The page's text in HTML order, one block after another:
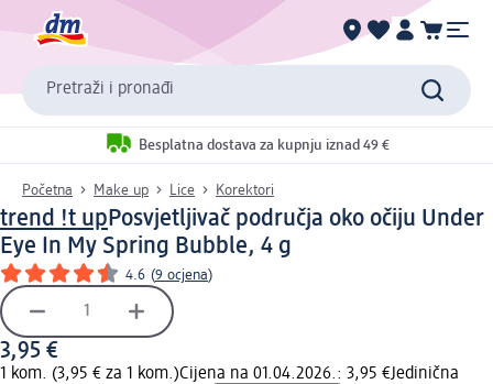
Pretraži i pronađi
Besplatna dostava za kupnju iznad 49 €
Početna Make up Lice Korektori
trend !t upPosvjetljivač područja oko očiju Under
Eye In My Spring Bubble, 4 g
4.6 (9 ocjena)
3,95 €
1 kom. (3,95 € za 1 kom.)Cijena na 01.04.2026.: 3,95 €Jedinična